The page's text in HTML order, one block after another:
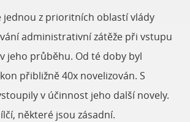
jednou z prioritních oblastí vlády
administrativní zátěže při vstupu
jeho průběhu. Od té doby byl
přibližně 40x novelizován. S
v účinnost jeho další novely.
některé jsou zásadní.